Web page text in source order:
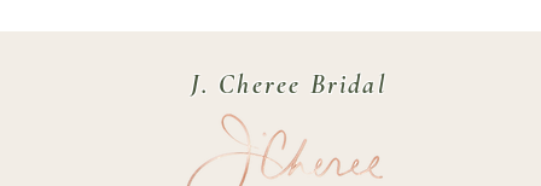
J. Cheree Bridal